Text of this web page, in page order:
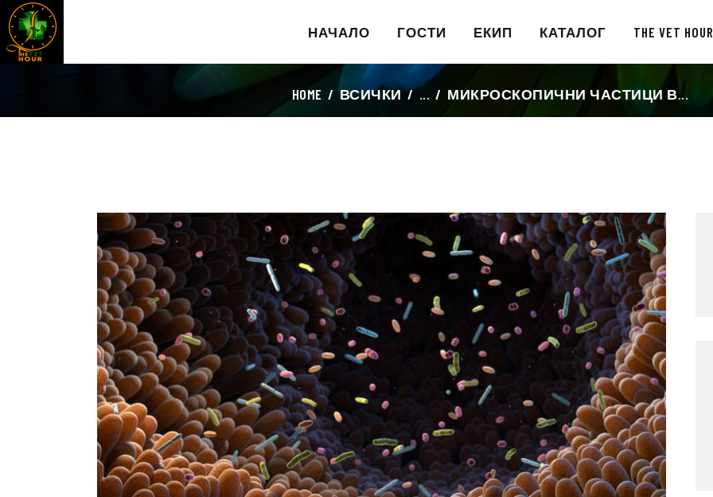
НАЧАЛО ГОСТИ ЕКИП КАТАЛОГ THE VET HOUR
HOME ВСИЧКИ ... МИКРОСКОПИЧНИ ЧАСТИЦИ В...
НАЧАЛО
ГОСТИ
ЕКИП
БЛОГ
КОНТАКТ